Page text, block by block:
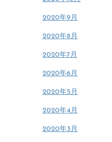
2020年9月
2020年8月
2020年7月
2020年6月
2020年5月
2020年4月
2020年3月